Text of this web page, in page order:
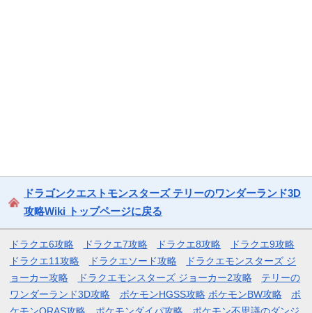
ドラゴンクエストモンスターズ テリーのワンダーランド3D
攻略Wiki トップページに戻る
ドラクエ6攻略 ドラクエ7攻略 ドラクエ8攻略
ドラクエ9攻略
ドラクエ11攻略
ドラクエソード攻略
ドラクエモンスターズ ジ
ョーカー攻略
ドラクエモンスターズ ジョーカー2攻略
テリーの
ワンダーランド3D攻略
ポケモンHGSS攻略 ポケモンBW攻略
ポ